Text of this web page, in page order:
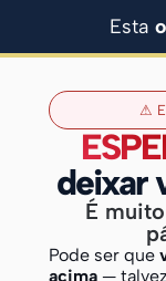
Esta
⚠
deixar
É
Pode ser que
acima —